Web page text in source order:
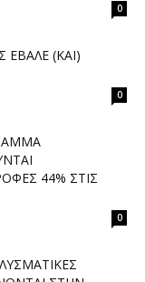
0
ΈΒΑΛΕ (ΚΑΙ)
0
44% ΣΤΙΣ
0